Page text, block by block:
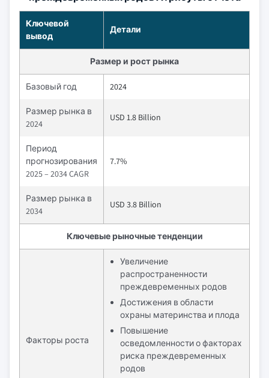
Ключевой
вывод
Детали
Размер и рост рынка
Базовый год 2024
Размер рынка в
2024
USD 1.8 Billion
Период
прогнозирования
2025 – 2034 CAGR
7.7%
Размер рынка в
2034
USD 3.8 Billion
Ключевые рыночные тенденции
Факторы роста
Увеличение
распространенности
преждевременных родов
Достижения в области
охраны материнства и плода
Повышение
осведомленности о факторах
риска преждевременных
родов